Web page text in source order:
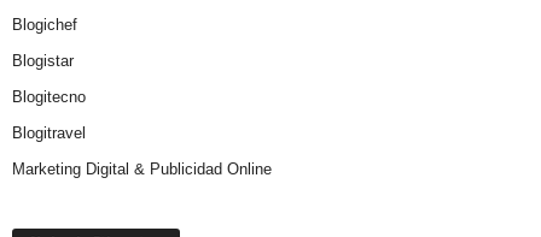
Blogichef
Blogistar
Blogitecno
Blogitravel
Marketing Digital & Publicidad Online